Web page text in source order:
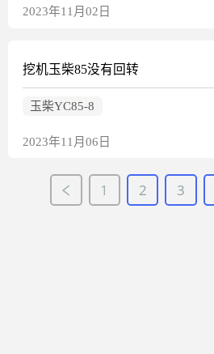
2023年11月02日
挖机玉柴85没有回转
玉柴YC85-8
2023年11月06日
1 2 3